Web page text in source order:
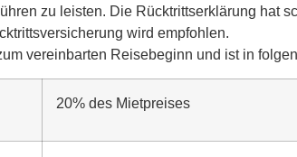
zu leisten. Die Rücktrittserklärung hat
wird empfohlen.
vereinbarten Reisebeginn und ist in
20% des Mietpreises